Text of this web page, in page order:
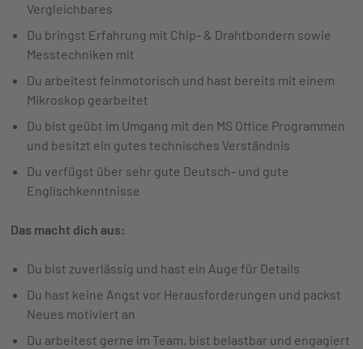
Vergleichbares
Du bringst Erfahrung mit Chip- & Drahtbondern sowie
Messtechniken mit
Du arbeitest feinmotorisch und hast bereits mit einem
Mikroskop gearbeitet
Du bist geübt im Umgang mit den MS Office Programmen
und besitzt ein gutes technisches Verständnis
Du verfügst über sehr gute Deutsch- und gute
Englischkenntnisse
Das macht dich aus:
Du bist zuverlässig und hast ein Auge für Details
Du hast keine Angst vor Herausforderungen und packst
Neues motiviert an
Du arbeitest gerne im Team, bist belastbar und engagiert